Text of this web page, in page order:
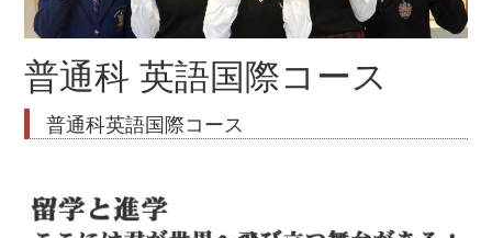
普通科 英語国際コース
普通科英語国際コース